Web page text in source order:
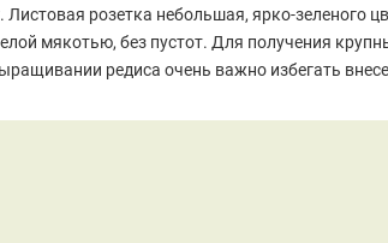
розетка небольшая, ярко-зеленого
мякотью, без пустот. Для получения
редиса очень важно избегать